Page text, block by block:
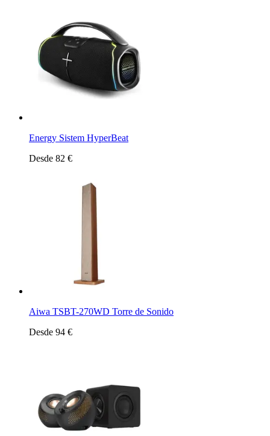
Energy Sistem HyperBeat
Desde 82 €
Aiwa TSBT-270WD Torre de Sonido
Desde 94 €